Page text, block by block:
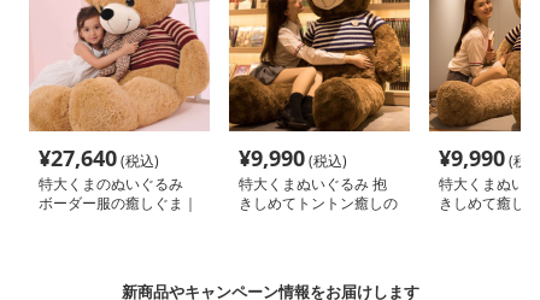
¥27,640(税込)
特大くまのぬいぐるみ
ボーダー服の癒しぐま｜
¥9,990(税込)
特大くまぬいぐるみ 抱
きしめてトントン癒しの
¥9,990(税
特大くまぬい
きしめて癒し
新商品やキャンペーン情報をお届けします